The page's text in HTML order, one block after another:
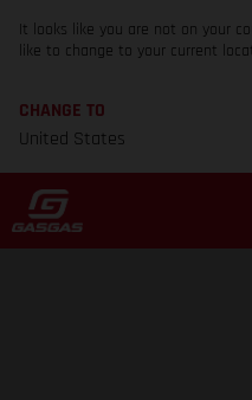
It looks like you are not on your
like to change to your current
CHANGE TO
United States